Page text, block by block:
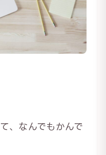
、なんでもかんで